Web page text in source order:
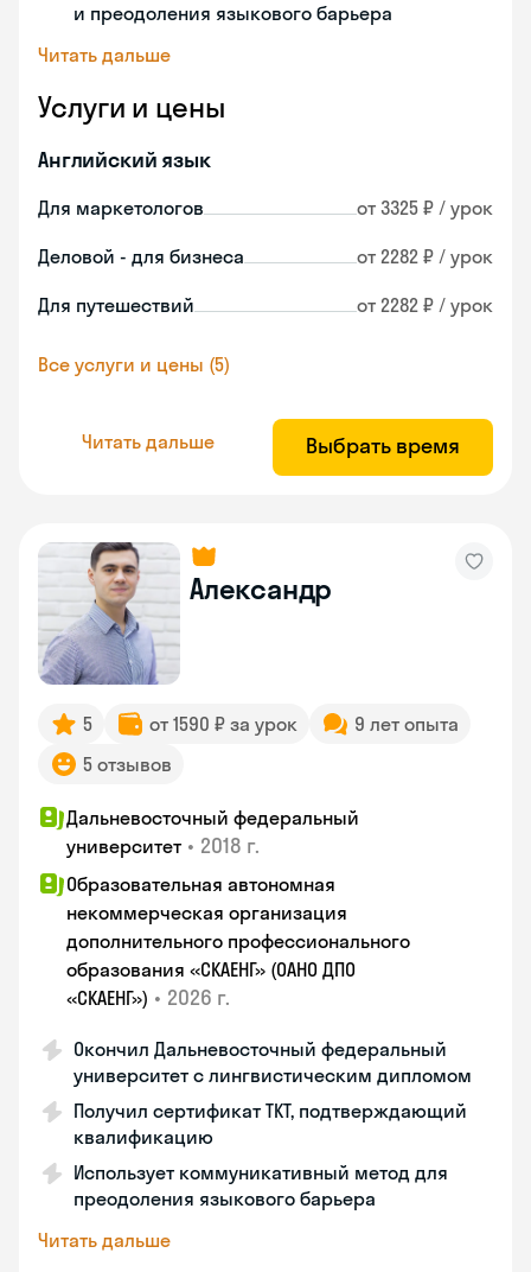
и преодоления языкового барьера
Читать дальше
Услуги и цены
Английский язык
Для маркетологов от 3325 ₽ / урок
Деловой - для бизнеса от 2282 ₽ / урок
Для путешествий от 2282 ₽ / урок
Все услуги и цены (5)
Читать дальше Выбрать время
Александр
5 от 1590 ₽ за урок
9 лет опыта
5 отзывов
Дальневосточный федеральный
университет • 2018 г.
Образовательная автономная
некоммерческая организация
дополнительного профессионального
образования «СКАЕНГ» (ОАНО ДПО
«СКАЕНГ») • 2026 г.
Окончил Дальневосточный федеральный
университет с лингвистическим дипломом
Получил сертификат TKT, подтверждающий
квалификацию
Использует коммуникативный метод для
преодоления языкового барьера
Читать дальше